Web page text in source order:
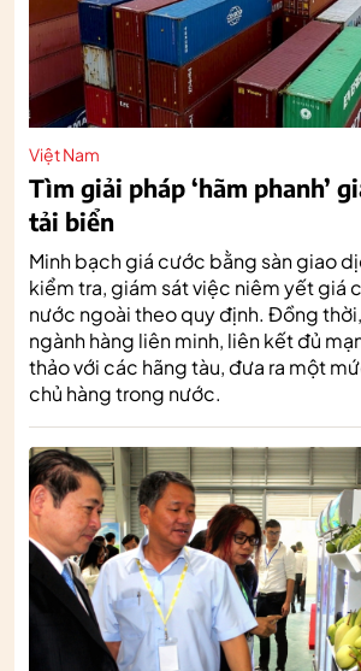
Việt Nam
Tìm giải pháp ‘hãm phanh’
tải biển
Minh bạch giá cước bằng sàn giao
kiểm tra, giám sát việc niêm yết giá
nước ngoài theo quy định. Đồng
ngành hàng liên minh, liên kết đủ
thảo với các hãng tàu, đưa ra một
chủ hàng trong nước.